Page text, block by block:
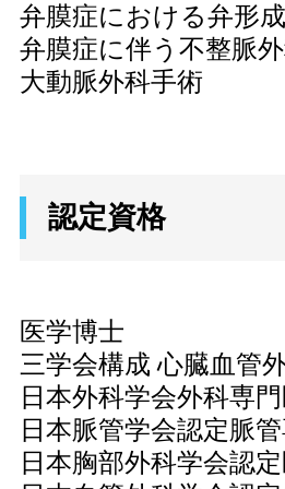
弁膜症における弁形
弁膜症に伴う不整脈
大動脈外科手術
認定資格
医学博士
三学会構成 心臓血管
日本外科学会外科専
日本脈管学会認定脈
日本胸部外科学会認